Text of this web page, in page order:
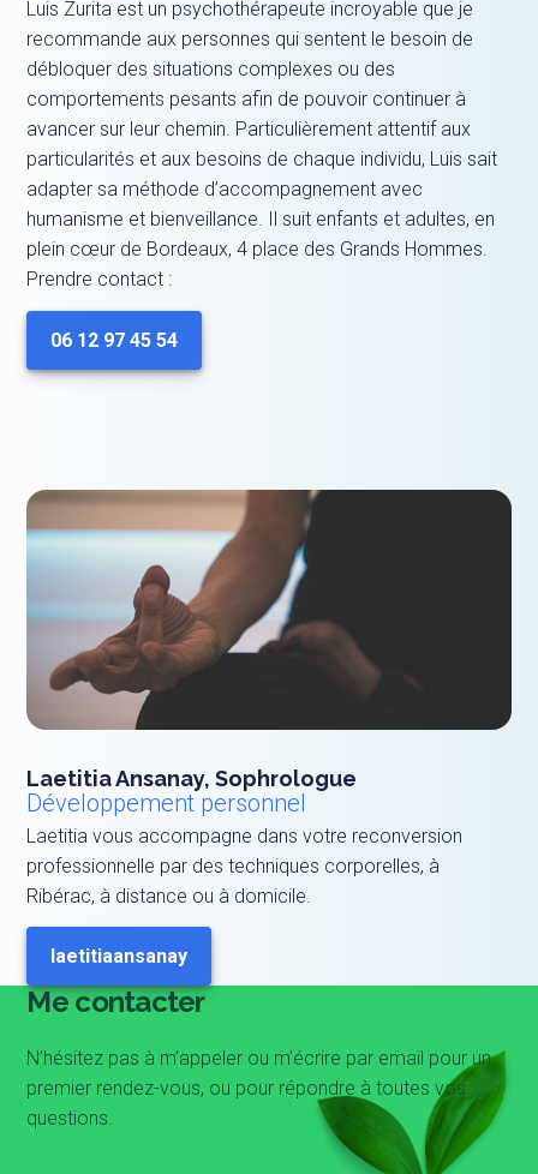
Luis Zurita est un psychothérapeute incroyable que je
recommande aux personnes qui sentent le besoin de
débloquer des situations complexes ou des
comportements pesants afin de pouvoir continuer à
avancer sur leur chemin. Particulièrement attentif aux
particularités et aux besoins de chaque individu, Luis sait
adapter sa méthode d’accompagnement avec
humanisme et bienveillance. Il suit enfants et adultes, en
plein cœur de Bordeaux, 4 place des Grands Hommes.
Prendre contact :
06 12 97 45 54
Laetitia Ansanay, Sophrologue
Développement personnel
Laetitia vous accompagne dans votre reconversion
professionnelle par des techniques corporelles, à
Ribérac, à distance ou à domicile.
laetitiaansanay
Me contacter
N’hésitez pas à m’appeler ou m’écrire par email pour un
premier rendez-vous, ou pour répondre à toutes vos
questions.